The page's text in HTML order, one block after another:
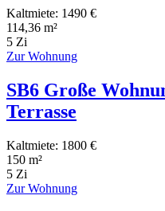
Kaltmiete: 1490 €
114,36 m²
5 Zi
Zur Wohnung
SB6 Große
Terrasse
Kaltmiete: 1800 €
150 m²
5 Zi
Zur Wohnung